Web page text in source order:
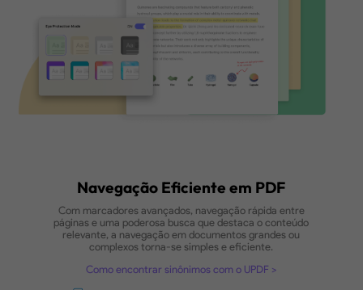
leitura prolongadas
Modo Escuro
Reduza a fadiga ocular em ambientes
com pouca luz
Fundos Coloridos
Janela de Leitura Maior
Maximize sua visão para uma leitura sem
distrações
Compre Agora